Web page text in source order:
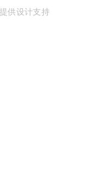
供设计支持